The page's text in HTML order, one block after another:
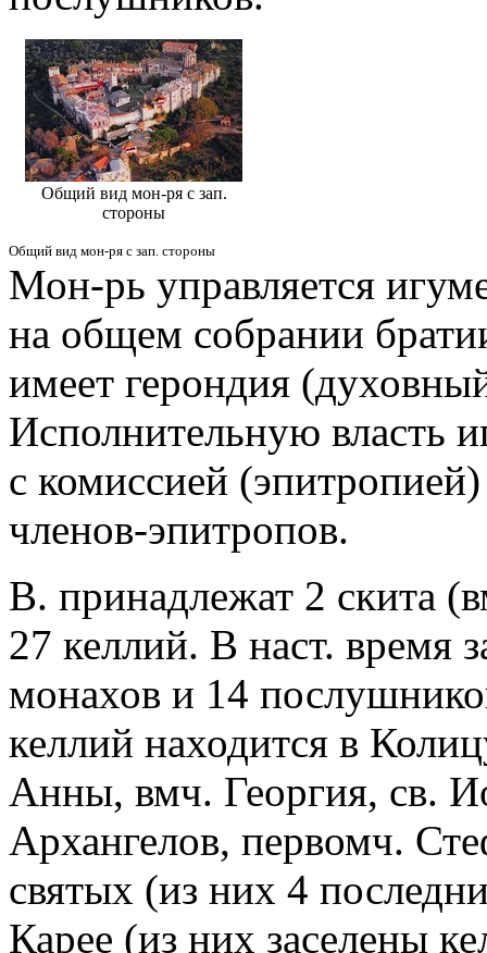
Общий вид мон-ря с зап.
стороны
Общий вид мон-ря с зап. стороны
Мон-рь управляется
на общем собрании
имеет герондия
Исполнительную власть
с комиссией
членов-эпитропов.
В. принадлежат 2 скита
27 келлий. В наст. время
монахов и 14
келлий находится в
Анны, вмч. Георгия, св.
Архангелов, первомч.
святых (из них 4
Карее (из них заселены